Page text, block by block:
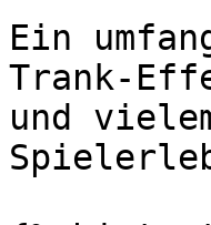
Ein
Trank-
und